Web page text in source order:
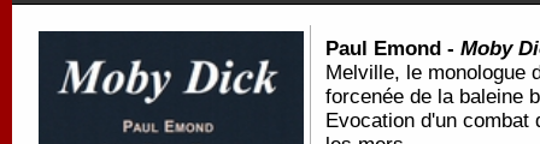
Paul Emond - Moby
Melville, le monologue
forcenée de la baleine
Evocation d'un combat